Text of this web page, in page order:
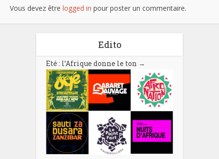
Vous devez être logged in pour poster un commentaire.
Edito
Eté : l’Afrique donne le ton →